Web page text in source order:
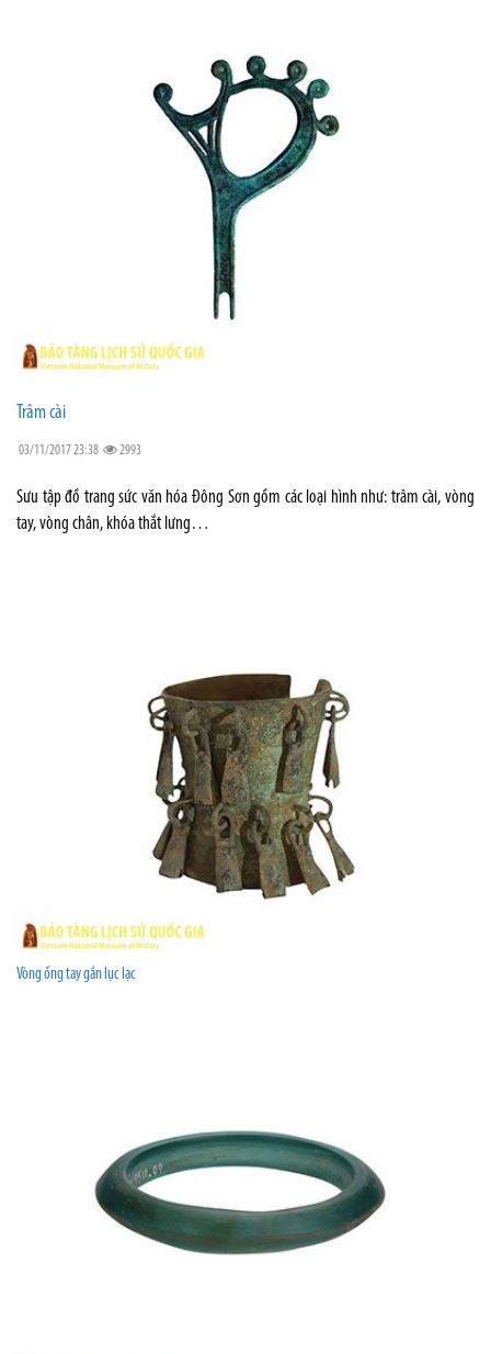
Trâm cài
03/11/2017 23:38 2993
Sưu tập đồ trang sức văn hóa Đông Sơn gồm các loại hình như: trâm cài, vòng
tay, vòng chân, khóa thắt lưng…
Vòng ống tay gắn lục lạc